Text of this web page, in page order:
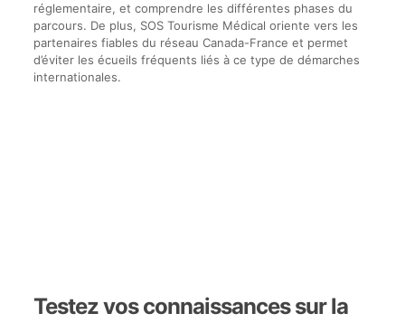
réglementaire, et comprendre les différentes phases du
parcours. De plus, SOS Tourisme Médical oriente vers les
partenaires fiables du réseau Canada-France et permet
d’éviter les écueils fréquents liés à ce type de démarches
internationales.
Testez vos connaissances sur la